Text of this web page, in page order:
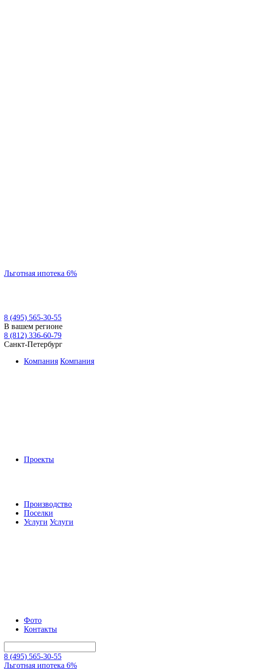
Льготная ипотека 6%
8 (495) 565-30-55
В вашем регионе
8 (812) 336-60-79
Санкт-Петербург
Компания Компания
Проекты
Производство
Поселки
Услуги Услуги
Фото
Контакты
8 (495) 565-30-55
Льготная ипотека 6%